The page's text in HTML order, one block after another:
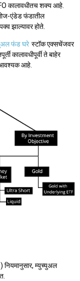
कालावधीतच शक्य आहे.
एंडेड फंडातील
झाल्यावर होते.
फंड घरे स्टॉक एक्सचेंजवर
कालावधीपूर्वी ते बाहेर
आवश्यक आहे.
) नियमानुसार, म्युच्युअल